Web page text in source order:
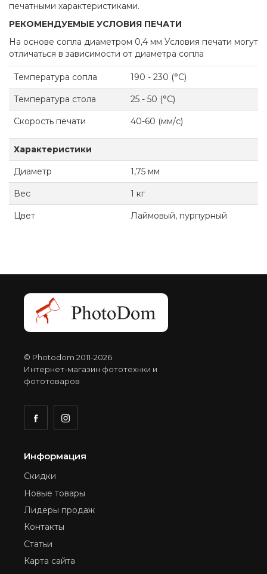
печатными характеристиками.
РЕКОМЕНДУЕМЫЕ УСЛОВИЯ ПЕЧАТИ
На основе сопла диаметром 0,4 мм Условия печати могут
отличаться в зависимости от диаметра сопла
Температура сопла 190 - 230 (°C)
Температура стола 25 - 50 (°C)
Скорость печати 40-60 (мм/с)
Характеристики
Диаметр 1,75 мм
Вес 1 кг
Цвет Лаймовый, пурпурный
© Photodom 2011-2026
Интернет-магазин фототехнки и
фототоваров
Информация
Скидки
Новые товары
Лидеры продаж
Контакты
Статьи
Карта сайта